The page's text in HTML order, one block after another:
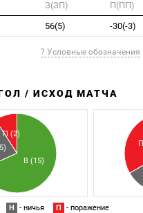
З(ЗП) П(ПП)
56(5) -30(-3)
? Условные обозначения
/ ИСХОД МАТЧА
В (15)
П (2)
Н - ничья П - поражение